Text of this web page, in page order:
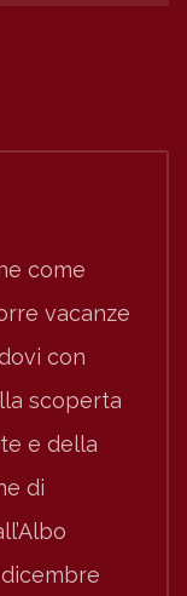
come
vacanze
con
scoperta
e della
di